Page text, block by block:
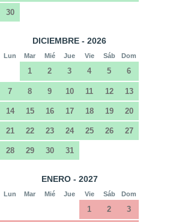
30
DICIEMBRE - 2026
Lun Mar Mié Jue Vie Sáb Dom
1 2 3 4 5 6
7 8 9 10 11 12 13
14 15 16 17 18 19 20
21 22 23 24 25 26 27
28 29 30 31
ENERO - 2027
Lun Mar Mié Jue Vie Sáb Dom
1 2 3